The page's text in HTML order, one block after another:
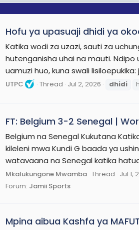
Hofu ya upasuaji dhidi ya
Katika wodi za uzazi, sauti za
hutenganisha uhai na mauti. Ndipo
uamuzi huo, kuna swali
UTPC Thread Jul 2, 2026 dhidi
FT: Belgium 3-2 Senegal |
Belgium na Senegal Kukutana
kileleni mwa Kundi G baada ya
watavaana na Senegal katika
Mkalukungone Mwamba Thread Jul 1,
Forum: Jamii Sports
Mpina aibua Kashfa ya